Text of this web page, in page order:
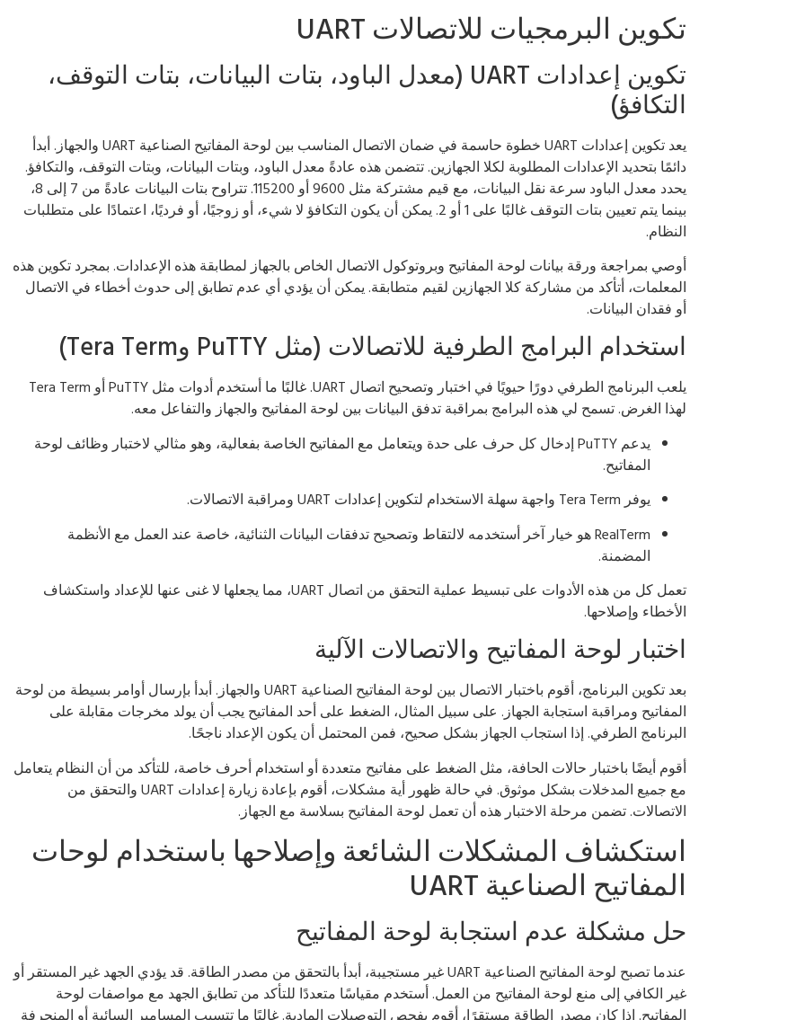
تكوين البرمجيات للاتصالات UART
تكوين إعدادات UART (معدل الباود، بتات البيانات، بتات التوقف،
التكافؤ)
يعد تكوين إعدادات UART خطوة حاسمة في ضمان الاتصال المناسب بين لوحة المفاتيح الصناعية UART والجهاز. أبدأ
دائمًا بتحديد الإعدادات المطلوبة لكلا الجهازين. تتضمن هذه عادةً معدل الباود، وبتات البيانات، وبتات التوقف، والتكافؤ.
يحدد معدل الباود سرعة نقل البيانات، مع قيم مشتركة مثل 9600 أو 115200. تتراوح بتات البيانات عادةً من 7 إلى 8،
بينما يتم تعيين بتات التوقف غالبًا على 1 أو 2. يمكن أن يكون التكافؤ لا شيء، أو زوجيًا، أو فرديًا، اعتمادًا على متطلبات
النظام.
أوصي بمراجعة ورقة بيانات لوحة المفاتيح وبروتوكول الاتصال الخاص بالجهاز لمطابقة هذه الإعدادات. بمجرد تكوين هذه
المعلمات، أتأكد من مشاركة كلا الجهازين لقيم متطابقة. يمكن أن يؤدي أي عدم تطابق إلى حدوث أخطاء في الاتصال
أو فقدان البيانات.
استخدام البرامج الطرفية للاتصالات (مثل PuTTY وTera Term)
يلعب البرنامج الطرفي دورًا حيويًا في اختبار وتصحيح اتصال UART. غالبًا ما أستخدم أدوات مثل PuTTY أو Tera Term
لهذا الغرض. تسمح لي هذه البرامج بمراقبة تدفق البيانات بين لوحة المفاتيح والجهاز والتفاعل معه.
يدعم PuTTY إدخال كل حرف على حدة ويتعامل مع المفاتيح الخاصة بفعالية، وهو مثالي لاختبار وظائف لوحة
المفاتيح.
يوفر Tera Term واجهة سهلة الاستخدام لتكوين إعدادات UART ومراقبة الاتصالات.
RealTerm هو خيار آخر أستخدمه لالتقاط وتصحيح تدفقات البيانات الثنائية، خاصة عند العمل مع الأنظمة
المضمنة.
تعمل كل من هذه الأدوات على تبسيط عملية التحقق من اتصال UART، مما يجعلها لا غنى عنها للإعداد واستكشاف
الأخطاء وإصلاحها.
اختبار لوحة المفاتيح والاتصالات الآلية
بعد تكوين البرنامج، أقوم باختبار الاتصال بين لوحة المفاتيح الصناعية UART والجهاز. أبدأ بإرسال أوامر بسيطة من لوحة
المفاتيح ومراقبة استجابة الجهاز. على سبيل المثال، الضغط على أحد المفاتيح يجب أن يولد مخرجات مقابلة على
البرنامج الطرفي. إذا استجاب الجهاز بشكل صحيح، فمن المحتمل أن يكون الإعداد ناجحًا.
أقوم أيضًا باختبار حالات الحافة، مثل الضغط على مفاتيح متعددة أو استخدام أحرف خاصة، للتأكد من أن النظام يتعامل
مع جميع المدخلات بشكل موثوق. في حالة ظهور أية مشكلات، أقوم بإعادة زيارة إعدادات UART والتحقق من
الاتصالات. تضمن مرحلة الاختبار هذه أن تعمل لوحة المفاتيح بسلاسة مع الجهاز.
استكشاف المشكلات الشائعة وإصلاحها باستخدام لوحات
المفاتيح الصناعية UART
حل مشكلة عدم استجابة لوحة المفاتيح
عندما تصبح لوحة المفاتيح الصناعية UART غير مستجيبة، أبدأ بالتحقق من مصدر الطاقة. قد يؤدي الجهد غير المستقر أو
غير الكافي إلى منع لوحة المفاتيح من العمل. أستخدم مقياسًا متعددًا للتأكد من تطابق الجهد مع مواصفات لوحة